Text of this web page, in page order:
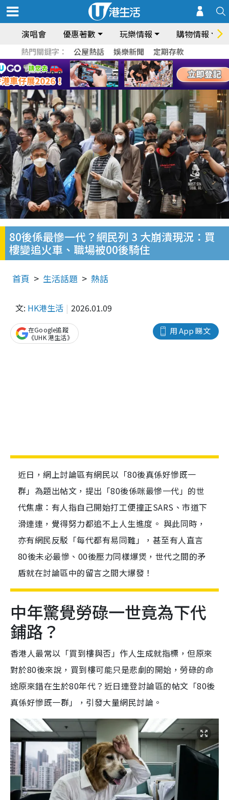
演唱會 優惠著數 玩樂情報 購物情報
熱門關鍵字： 公屋熱話 娛樂新聞 定期存款
80後係最慘一代？網民列 3 大崩潰現況：買
樓變追火車、職場被00後騎住
首頁 生活話題 熱話
文: HK港生活 2026.01.09
用 App 睇文
在Google追蹤
《UHK 港生活》
近日，網上討論區有網民以「80後真係好慘既一
群」為題出帖文，提出「80後係咪最慘一代」的世
代焦慮：有人指自己開始打工便撞正SARS、市道下
滑連連，覺得努力都追不上人生進度。 與此同時，
亦有網民反駁「每代都有易同難」，甚至有人直言
80後未必最慘、00後壓力同樣爆煲，世代之間的矛
盾就在討論區中的留言之間大爆發！
中年驚覺勞碌一世竟為下代
鋪路？
香港人最常以「買到樓與否」作人生成就指標，但原來
對於80後來說，買到樓可能只是悲劇的開始，勞碌的命
途原來錯在生於80年代？近日連登討論區的帖文「80後
真係好慘既一群」，引發大量網民討論。